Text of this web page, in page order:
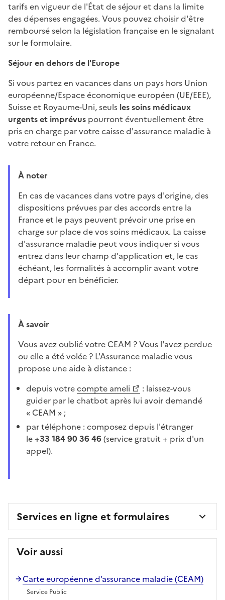
tarifs en vigueur de l'État de séjour et dans la limite
des dépenses engagées. Vous pouvez choisir d'être
remboursé selon la législation française en le signalant
sur le formulaire.
Séjour en dehors de l'Europe
Si vous partez en vacances dans un pays hors Union
européenne/Espace économique européen (UE/EEE),
Suisse et Royaume-Uni, seuls les soins médicaux
urgents et imprévus pourront éventuellement être
pris en charge par votre caisse d'assurance maladie à
votre retour en France.
À noter
En cas de vacances dans votre pays d'origine, des
dispositions prévues par des accords entre la
France et le pays peuvent prévoir une prise en
charge sur place de vos soins médicaux. La caisse
d'assurance maladie peut vous indiquer si vous
entrez dans leur champ d'application et, le cas
échéant, les formalités à accomplir avant votre
départ pour en bénéficier.
À savoir
Vous avez oublié votre CEAM ? Vous l'avez perdue
ou elle a été volée ? L'Assurance maladie vous
propose une aide à distance :
depuis votrecompte ameli
: laissez-vous
guider par le chatbot après lui avoir demandé
« CEAM » ;
par téléphone : composez depuis l'étranger
le+33 184 90 36 46 (service gratuit + prix d'un
appel).
Services en ligne et formulaires
Voir aussi
Carte européenne d’assurance maladie (CEAM)
Service Public